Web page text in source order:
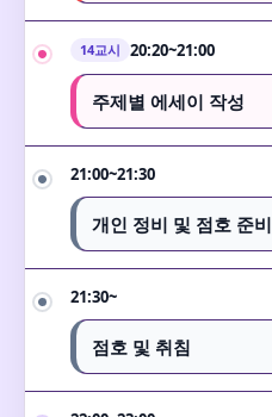
14교시 20:20~21:00
주제별 에세이 작성
21:00~21:30
개인 정비 및 점호 준비
21:30~
점호 및 취침